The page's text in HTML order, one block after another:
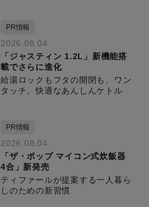
PR情報
2026.08.04
「ジャスティン 1.2L」新機能搭
載でさらに進化
給湯ロックもフタの開閉も、ワン
タッチ。快適なあんしんケトル
PR情報
2026.08.04
「ザ・ポップ マイコン式炊飯器
4合」新発売
ティファールが提案する一人暮ら
しのための新習慣